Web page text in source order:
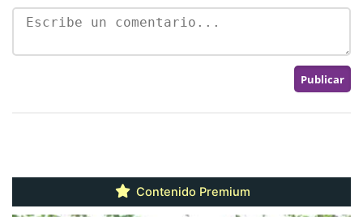
Contenido Premium